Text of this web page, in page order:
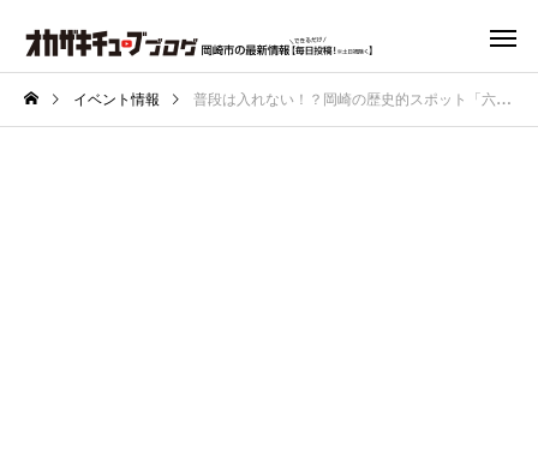
イベント情報 普段は入れない！？岡崎の歴史的スポット「六供配水場」が特別公開！